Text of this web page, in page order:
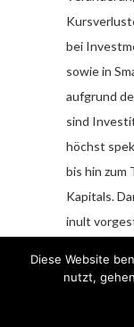
bei
sowie in
aufgrund
sind
höchst
bis hin
Kapitals.
inult
Die von
Diese Website
nutzt,